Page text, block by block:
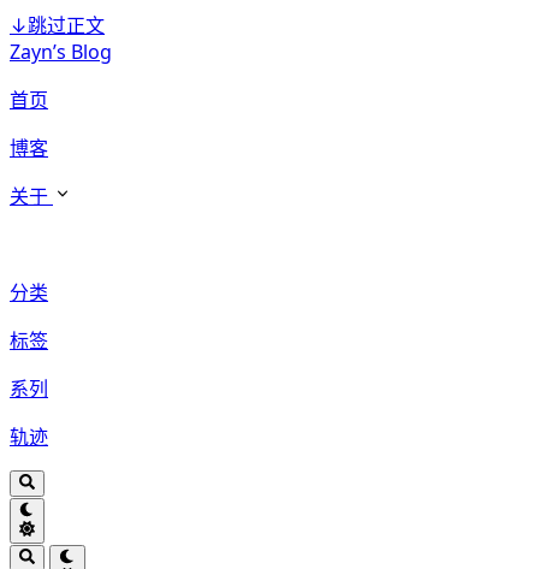
↓跳过正文
Zayn’s Blog
首页
博客
关于
分类
标签
系列
轨迹